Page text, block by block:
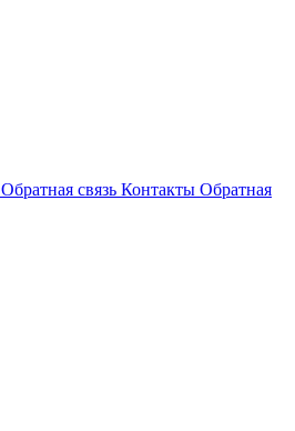
Обратная связь Контакты Обратная